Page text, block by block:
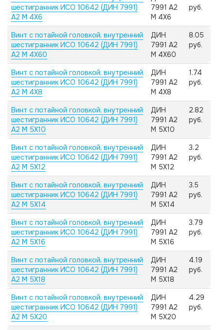
шестигранник ИСО 10642 (ДИН 7991)
А2 M 4X6
7991 А2
M 4X6
руб.
Винт с потайной головкой, внутренний
шестигранник ИСО 10642 (ДИН 7991)
А2 M 4X60
ДИН
7991 А2
M 4X60
8.05
руб.
Винт с потайной головкой, внутренний
шестигранник ИСО 10642 (ДИН 7991)
А2 M 4X8
ДИН
7991 А2
M 4X8
1.74
руб.
Винт с потайной головкой, внутренний
шестигранник ИСО 10642 (ДИН 7991)
А2 M 5X10
ДИН
7991 А2
M 5X10
2.82
руб.
Винт с потайной головкой, внутренний
шестигранник ИСО 10642 (ДИН 7991)
А2 M 5X12
ДИН
7991 А2
M 5X12
3.2
руб.
Винт с потайной головкой, внутренний
шестигранник ИСО 10642 (ДИН 7991)
А2 M 5X14
ДИН
7991 А2
M 5X14
3.5
руб.
Винт с потайной головкой, внутренний
шестигранник ИСО 10642 (ДИН 7991)
А2 M 5X16
ДИН
7991 А2
M 5X16
3.79
руб.
Винт с потайной головкой, внутренний
шестигранник ИСО 10642 (ДИН 7991)
А2 M 5X18
ДИН
7991 А2
M 5X18
4.19
руб.
Винт с потайной головкой, внутренний
шестигранник ИСО 10642 (ДИН 7991)
А2 M 5X20
ДИН
7991 А2
M 5X20
4.29
руб.